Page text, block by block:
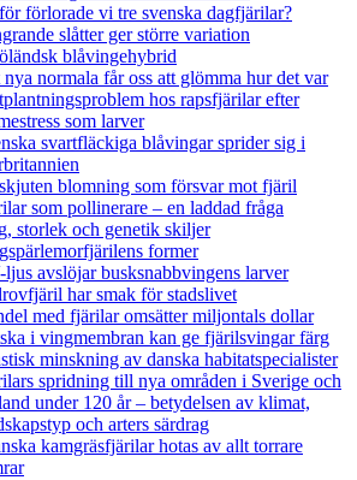
förlorade vi tre svenska dagfjärilar?
slåtter ger större variation
blåvingehybrid
normala får oss att glömma hur det var
hos rapsfjärilar efter
som larver
svartfläckiga blåvingar sprider sig i
blomning som försvar mot fjäril
som pollinerare – en laddad fråga
storlek och genetik skiljer
former
avslöjar busksnabbvingens larver
har smak för stadslivet
med fjärilar omsätter miljontals dollar
i vingmembran kan ge fjärilsvingar färg
minskning av danska habitatspecialister
spridning till nya områden i Sverige och
under 120 år– betydelsen av klimat,
och arters särdrag
kamgräsfjärilar hotas av allt torrare